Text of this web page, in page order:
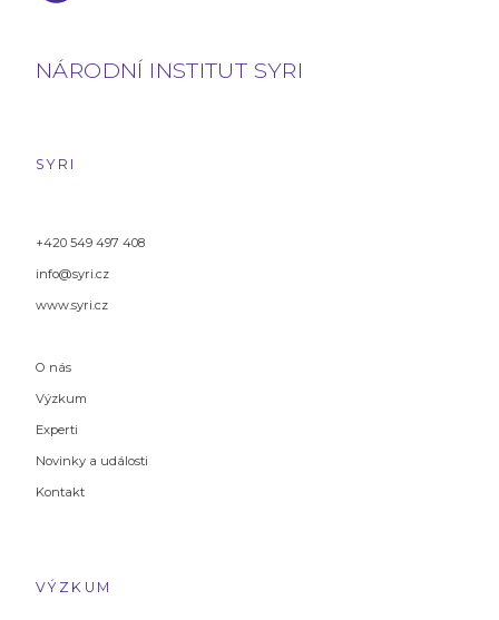
NÁRODNÍ INSTITUT SYRI
SYRI
+420 549 497 408
info@syri.cz
www.syri.cz
O nás
Výzkum
Experti
Novinky a události
Kontakt
VÝZKUM